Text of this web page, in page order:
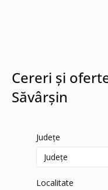
Cereri și
Săvârşin
Județe
Localitate